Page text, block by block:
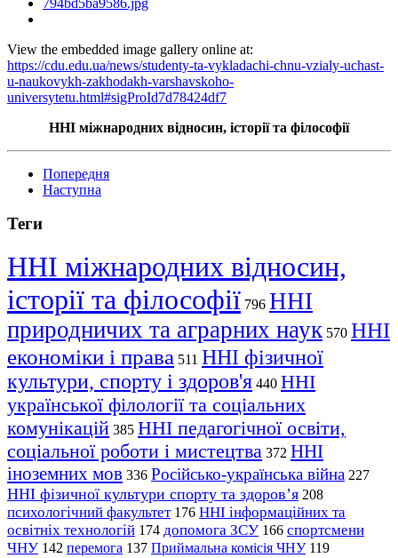
View the embedded image gallery online at:
https://cdu.edu.ua/news/studenty-ta-vykladachi-chnu-vzialy-uchast-
u-naukovykh-zakhodakh-varshavskoho-
universytetu.html#sigProId7d78424df7
ННІ міжнародних відносин, історії та філософії
Попередня
Наступна
Теги
ННІ міжнародних відносин,
історії та філософії 796 ННІ
природничих та аграрних наук 570 ННІ
економіки і права 511 ННІ фізичної
культури, спорту і здоров'я 440 ННІ
української філології та соціальних
комунікацій 385 ННІ педагогічної освіти,
соціальної роботи і мистецтва 372 ННІ
іноземних мов 336 Російсько-українська війна 227
ННІ фізичної культури спорту та здоров’я 208
психологічний факультет 176 ННІ інформаційних та
освітніх технологій 174 допомога ЗСУ 166 спортсмени
ЧНУ 142 перемога 137 Приймальна комісія ЧНУ 119